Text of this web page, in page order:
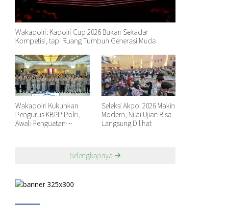
Wakapolri: Kapolri Cup 2026 Bukan Sekadar
Kompetisi, tapi Ruang Tumbuh Generasi Muda
Wakapolri Kukuhkan
Pengurus KBPP Polri,
Awali Penguatan
Seleksi Akpol 2026 Makin
Modern, Nilai Ujian Bisa
Langsung Dilihat
Selengkapnya